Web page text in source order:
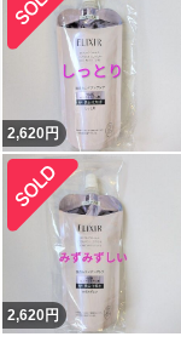
2,620円
2,620円